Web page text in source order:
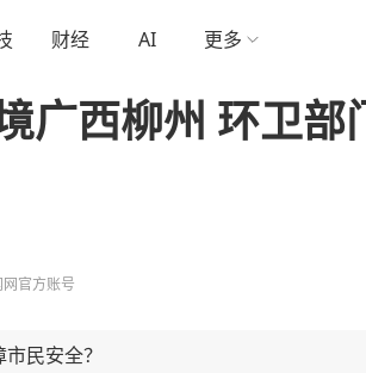
财经 AI 更多
广西柳州 环卫部
官方账号
民安全？